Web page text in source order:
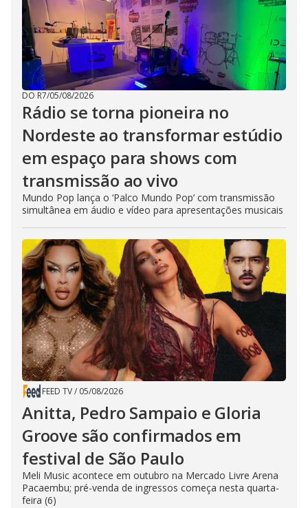
DO R7/05/08/2026
Rádio se torna pioneira no
Nordeste ao transformar estúdio
em espaço para shows com
transmissão ao vivo
Mundo Pop lança o ‘Palco Mundo Pop’ com transmissão
simultânea em áudio e vídeo para apresentações musicais
FEED TV/ 05/08/2026
Anitta, Pedro Sampaio e Gloria
Groove são confirmados em
festival de São Paulo
Meli Music acontece em outubro na Mercado Livre Arena
Pacaembu; pré-venda de ingressos começa nesta quarta-
feira (6)